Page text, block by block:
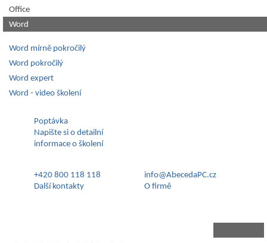
Office
Word
Word mírně pokročilý
Word pokročilý
Word expert
Word - video školení
Poptávka
Napište si o detailní
informace o školení
+420 800 118 118
info@AbecedaPC.cz
Další kontakty
O firmě